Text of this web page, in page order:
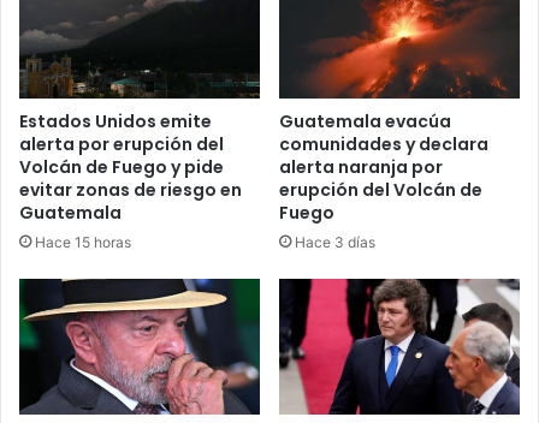
Estados Unidos emite
alerta por erupción del
Volcán de Fuego y pide
evitar zonas de riesgo en
Guatemala
Hace 15 horas
Guatemala evacúa
comunidades y declara
alerta naranja por
erupción del Volcán de
Fuego
Hace 3 días